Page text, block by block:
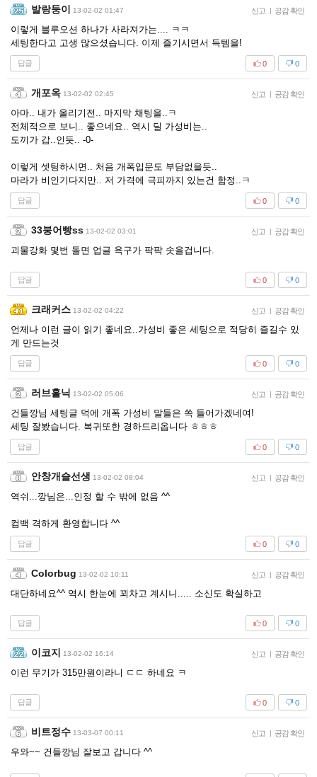
발랑둥이 13-02-02 01:47 신고 | 공감 확인
이렇게 블루오션 하나가 사라져가는.... ㅋㅋ
세팅한다고 고생 많으셨습니다. 이제 즐기시면서 득템을!
답글 0
0
개포옥 13-02-02 02:45 신고 | 공감 확인
아마.. 내가 올리기전.. 마지막 채팅을..ㅋ
전체적으로 보니.. 좋으네요.. 역시 딜 가성비는..
도끼가 갑..인듯.. -0-
이렇게 셋팅하시면.. 처음 개폭입문도 부담없을듯..
마라가 비인기다지만.. 저 가격에 극피까지 있는건 함정..ㅋ
답글 0
0
33붕어빵ss 13-02-02 03:01 신고 | 공감 확인
괴물강화 몇번 돌면 업글 욕구가 팍팍 솟을겁니다.
답글 0
0
크래커스 13-02-02 04:22 신고 | 공감 확인
언제나 이런 글이 읽기 좋네요..가성비 좋은 세팅으로 적당히 즐길수 있
게 만드는것
답글 0
0
러브홀닉 13-02-02 05:06 신고 | 공감 확인
건들깡님 세팅글 덕에 개폭 가성비 말들은 쏙 들어가겠네여!
세팅 잘봤습니다. 복귀또한 경하드리옵니다 ㅎㅎㅎ
답글 0
0
안창개슬선생 13-02-02 08:04 신고 | 공감 확인
역쉬...깡님은...인정 할 수 밖에 없음 ^^
컴백 격하게 환영합니다 ^^
답글 0
0
Colorbug 13-02-02 10:11 신고 | 공감 확인
대단하네요^^ 역시 한눈에 꾀차고 계시니..... 소신도 확실하고
답글 0
0
이코지 13-02-02 16:14 신고 | 공감 확인
이런 무기가 315만원이라니 ㄷㄷ 하네요 ㅋ
답글 0
0
비트정수 13-03-07 00:11 신고 | 공감 확인
우와~~ 건들깡님 잘보고 갑니다 ^^